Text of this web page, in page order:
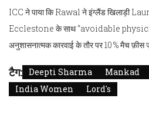
ICC ने पाया कि Rawal ने इंग्लैंड खिलाड़ी
Ecclestone के साथ “avoidable
अनुशासनात्मक कारवाई के तौर पर 10 % मैच फ़ीस
टैग: Deepti Sharma Mankad
India Women
Lord's